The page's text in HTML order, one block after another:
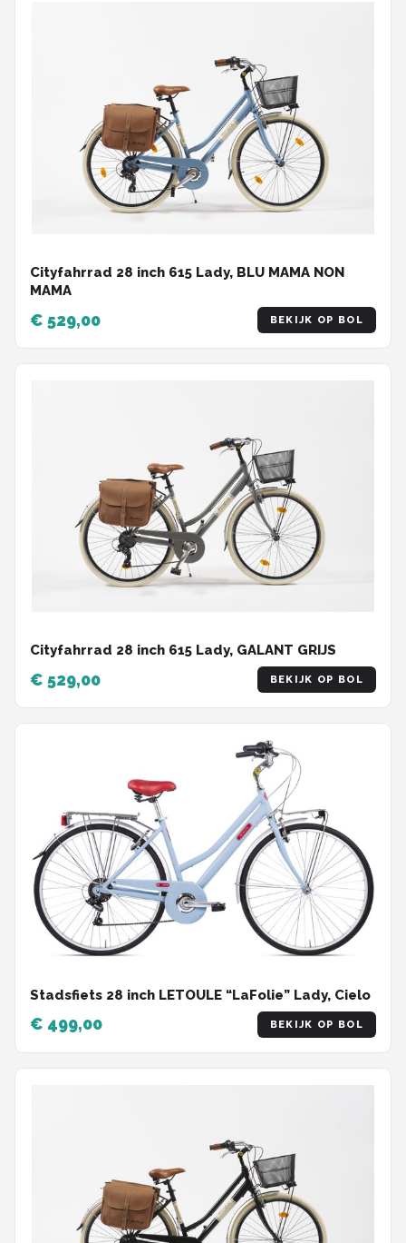
Cityfahrrad 28 inch 615 Lady, BLU MAMA NON
MAMA
€ 529,00 BEKIJK OP BOL
Cityfahrrad 28 inch 615 Lady, GALANT GRIJS
€ 529,00 BEKIJK OP BOL
Stadsfiets 28 inch LETOULE “LaFolie” Lady, Cielo
€ 499,00 BEKIJK OP BOL